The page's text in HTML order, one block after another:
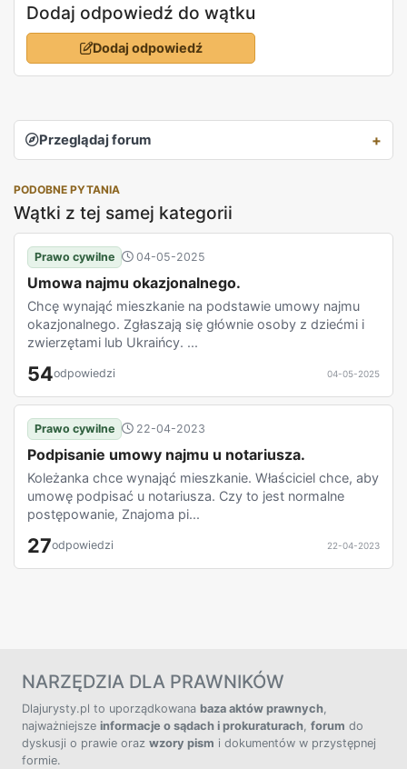
Dodaj odpowiedź do wątku
Dodaj odpowiedź
Przeglądaj forum
PODOBNE PYTANIA
Wątki z tej samej kategorii
Prawo cywilne 04-05-2025
Umowa najmu okazjonalnego.
Chcę wynająć mieszkanie na podstawie umowy najmu
okazjonalnego. Zgłaszają się głównie osoby z dziećmi i
zwierzętami lub Ukraińcy. ...
54odpowiedzi 04-05-2025
Prawo cywilne 22-04-2023
Podpisanie umowy najmu u notariusza.
Koleżanka chce wynająć mieszkanie. Właściciel chce, aby
umowę podpisać u notariusza. Czy to jest normalne
postępowanie, Znajoma pi...
27odpowiedzi 22-04-2023
NARZĘDZIA DLA PRAWNIKÓW
Dlajurysty.pl to uporządkowana baza aktów prawnych,
najważniejsze informacje o sądach i prokuraturach, forum do
dyskusji o prawie oraz wzory pism i dokumentów w przystępnej
formie.